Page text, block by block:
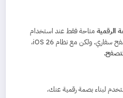
الرقميةمتاحة فقط عند استخدام
وضع التصفح الخاص (Private Mode) في متصفح سفاري. ولكن مع نظام iOS 26،
.
لبناء بصمة رقمية عنك.